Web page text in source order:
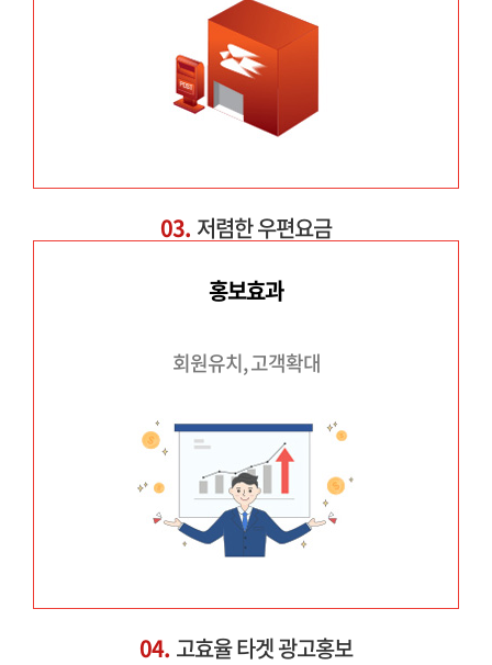
03. 저렴한 우편요금
홍보효과
회원유치, 고객확대
04. 고효율 타겟 광고홍보